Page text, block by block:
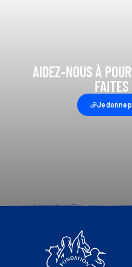
AIDEZ-NOUS À
Je donne